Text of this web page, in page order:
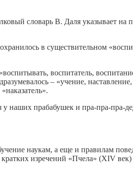
словарь В. Даля указывает на
в существительном
воспитатель,
– «учение,
у наших прабабушек и пра-пра-
наукам, а еще и правилам
изречений «Пчела» (XIV век)